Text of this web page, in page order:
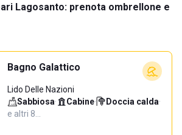
Lagosanto: prenota ombrellone e
Bagno Galattico
Lido Delle Nazioni
Sabbiosa· Cabine· Doccia calda·
e altri 8…